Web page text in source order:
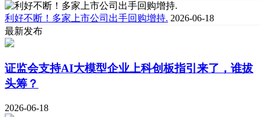
利好不断！多家上市公司出手回购增持. 2026-06-18
最新发布
证监会支持AI大模型企业上科创板指引来了，谁拔
头筹？
2026-06-18